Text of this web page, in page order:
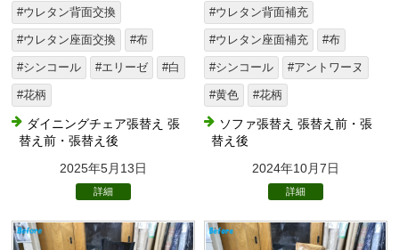
#ウレタン背面交換
#ウレタン座面交換 #布
#シンコール #エリーゼ #白
#花柄
ダイニングチェア張替え 張
替え前・張替え後
2025年5月13日
詳細
#ウレタン背面補充
#ウレタン座面補充 #布
#シンコール #アントワーヌ
#黄色 #花柄
ソファ張替え 張替え前・張
替え後
2024年10月7日
詳細